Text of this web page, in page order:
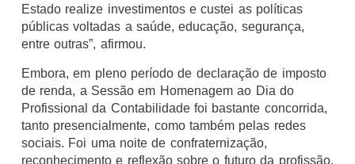
Estado realize investimentos e custei as políticas
públicas voltadas a saúde, educação, segurança,
entre outras”, afirmou.
Embora, em pleno período de declaração de imposto
de renda, a Sessão em Homenagem ao Dia do
Profissional da Contabilidade foi bastante concorrida,
tanto presencialmente, como também pelas redes
sociais. Foi uma noite de confraternização,
reconhecimento e reflexão sobre o futuro da profissão.